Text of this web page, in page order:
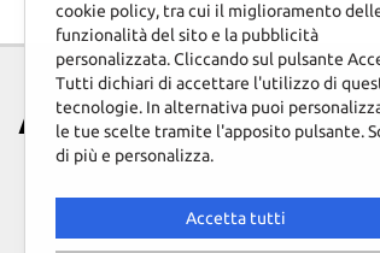
Af Rappresentanze
cookie policy, tra cui il miglioramento
funzionalità del sito e la pubblicità
personalizzata. Cliccando sul pulsante
Tutti dichiari di accettare l'utilizzo di
tecnologie. In alternativa puoi
le tue scelte tramite l'apposito pulsante.
di più e personalizza.
Accetta tutti
Cookie analitici
Cookie di marketing
Leggi
la